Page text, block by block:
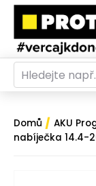
Domů / AKU
nabíječka 14.4-